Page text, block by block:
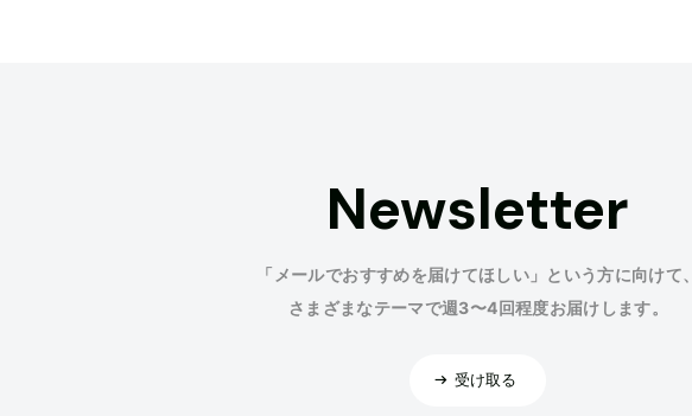
Newsletter
「メールでおすすめを届けてほしい」という方に向けて、
さまざまなテーマで週3〜4回程度お届けします。
受け取る